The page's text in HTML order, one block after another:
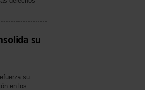
su
su
en los